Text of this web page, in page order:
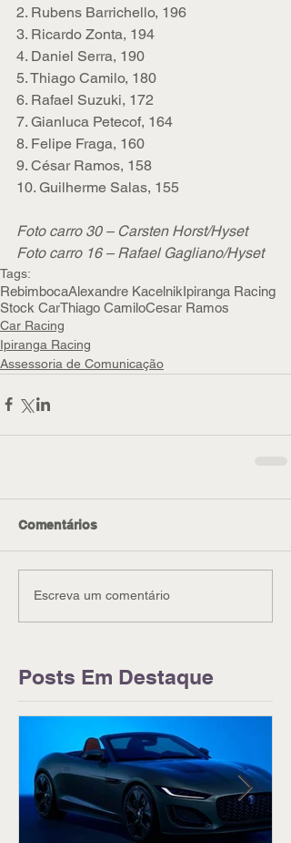
2. Rubens Barrichello, 196
3. Ricardo Zonta, 194
4. Daniel Serra, 190
5. Thiago Camilo, 180
6. Rafael Suzuki, 172
7. Gianluca Petecof, 164
8. Felipe Fraga, 160
9. César Ramos, 158
10. Guilherme Salas, 155
Foto carro 30 – Carsten Horst/Hyset
Foto carro 16 – Rafael Gagliano/Hyset
Tags:
RebimbocaAlexandre KacelnikIpiranga Racing
Stock CarThiago CamiloCesar Ramos
Car Racing
Ipiranga Racing
Assessoria de Comunicação
Comentários
Escreva um comentário
Posts Em Destaque